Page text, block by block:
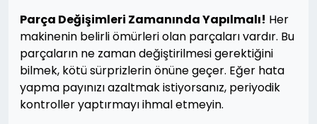
Parça Değişimleri Zamanında Yapılmalı! Her
makinenin belirli ömürleri olan parçaları vardır. Bu
parçaların ne zaman değiştirilmesi gerektiğini
bilmek, kötü sürprizlerin önüne geçer. Eğer hata
yapma payınızı azaltmak istiyorsanız, periyodik
kontroller yaptırmayı ihmal etmeyin.